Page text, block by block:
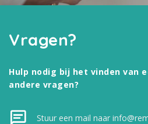
Vragen?
Hulp nodig bij het vinden van
andere vragen?
Stuur een mail naar